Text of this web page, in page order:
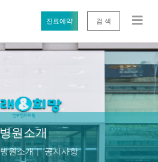
진료예약 검 색
병원소개
병원소개 공지사항